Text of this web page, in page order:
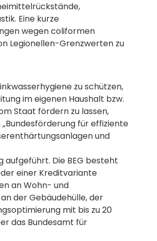
Eine kurze
wegen coliformen
Legionellen-Grenzwerten zu
zu schützen,
im eigenen Haushalt bzw.
Staat fördern zu lassen,
für effiziente
und
aufgeführt. Die BEG besteht
einer Kreditvariante
an Wohn- und
der Gebäudehülle, der
mit bis zu 20
das Bundesamt für